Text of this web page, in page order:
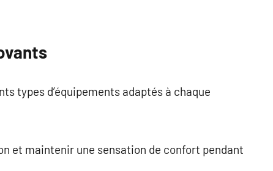
types d’équipements adaptés à chaque
et maintenir une sensation de confort pendant